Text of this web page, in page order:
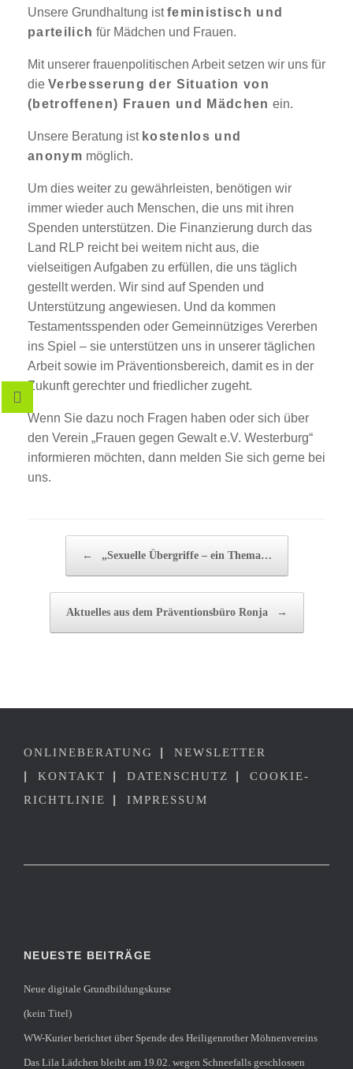
Unsere Grundhaltung istfeministisch und
parteilich für Mädchen und Frauen.
Mit unserer frauenpolitischen Arbeit setzen wir uns für
die Verbesserung der Situation von
(betroffenen) Frauen und Mädchen ein.
Unsere Beratung ist kostenlos und
anonym möglich.
Um dies weiter zu gewährleisten, benötigen wir
immer wieder auch Menschen, die uns mit ihren
Spenden unterstützen. Die Finanzierung durch das
Land RLP reicht bei weitem nicht aus, die
vielseitigen Aufgaben zu erfüllen, die uns täglich
gestellt werden. Wir sind auf Spenden und
Unterstützung angewiesen. Und da kommen
Testamentsspenden oder Gemeinnütziges Vererben
ins Spiel – sie unterstützen uns in unserer täglichen
Arbeit sowie im Präventionsbereich, damit es in der
Zukunft gerechter und friedlicher zugeht.
Wenn Sie dazu noch Fragen haben oder sich über
den Verein „Frauen gegen Gewalt e.V. Westerburg“
informieren möchten, dann melden Sie sich gerne bei
uns.
← „Sexuelle Übergriffe – ein Thema…
Aktuelles aus dem Präventionsbüro Ronja →
ONLINEBERATUNG | NEWSLETTER
| KONTAKT | DATENSCHUTZ | COOKIE-
RICHTLINIE
| IMPRESSUM
NEUESTE BEITRÄGE
Neue digitale Grundbildungskurse
(kein Titel)
WW-Kurier berichtet über Spende des Heiligenrother Möhnenvereins
Das Lila Lädchen bleibt am 19.02. wegen Schneefalls geschlossen